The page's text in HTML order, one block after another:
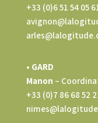
+33 (0)6 51 54 05
• GARD
Manon –
+33 (0)7 86 68 52